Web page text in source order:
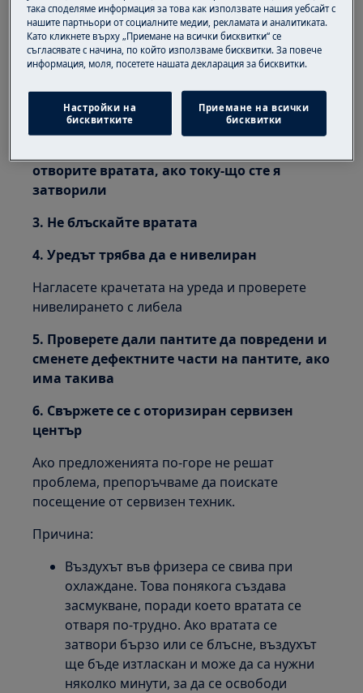
Решение:
1. Натиснете с пръст един от ъглите на
освободете част от вакуума - така вратата
ще се отвори по-лесно след затваряне.
отворите вратата, ако току-що сте я
затворили
3. Не блъскайте вратата
4. Уредът трябва да е нивелиран
Нагласете крачетата на уреда и проверете
нивелирането с либела
5. Проверете дали пантите да повредени и
сменете дефектните части на пантите, ако
има такива
6. Свържете се с оторизиран сервизен
център
Ако предложенията по-горе не решат
проблема, препоръчваме да поискате
посещение от сервизен техник.
Причина:
Въздухът във фризера се свива при
охлаждане. Това понякога създава
засмукване, поради което вратата се
отваря по-трудно. Ако вратата се
затвори бързо или се блъсне, въздухът
ще бъде изтласкан и може да са нужни
няколко минути, за да се освободи
така споделяме информация за това как използвате нашия уебсайт с
нашите партньори от социалните медии, рекламата и аналитиката.
Като кликнете върху „Приемане на всички бисквитки“ се
съгласявате с начина, по който използваме бисквитки. За повече
информация, моля, посетете нашата декларация за бисквитки.
Настройки на
бисквитките
Приемане на всички
бисквитки